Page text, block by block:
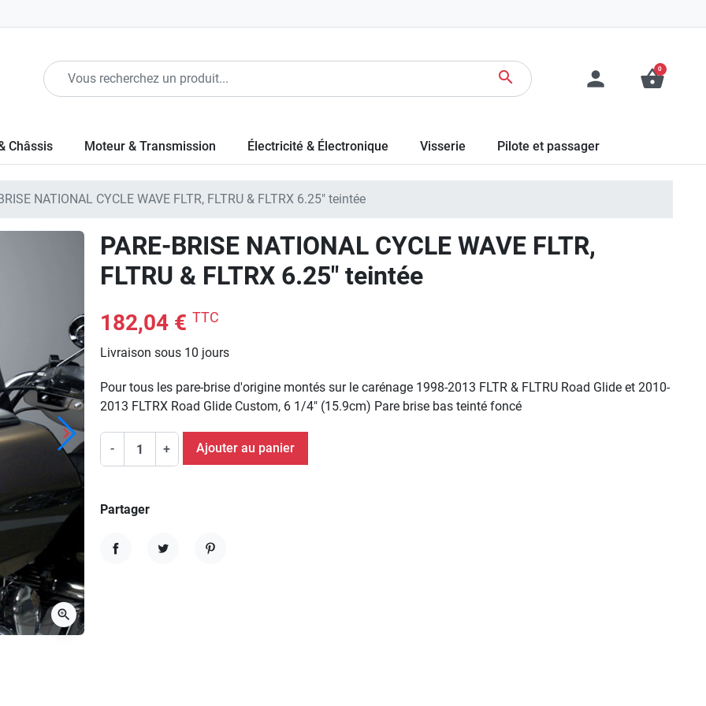
search person shopping_basket
0
Châssis Moteur & Transmission Électricité & Électronique Visserie Pilote et passager
NATIONAL CYCLE WAVE FLTR, FLTRU & FLTRX 6.25" teintée
Suivant
keyboard_arrow_right
zoom_in
PARE-BRISE NATIONAL CYCLE WAVE FLTR,
FLTRU & FLTRX 6.25" teintée
182,04 €TTC
Livraison sous 10 jours
Pour tous les pare-brise d'origine montés sur le carénage 1998-2013 FLTR & FLTRU Road Glide et 2010-
2013 FLTRX Road Glide Custom, 6 1/4" (15.9cm) Pare brise bas teinté foncé
- + Ajouter au panier
Partager